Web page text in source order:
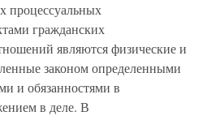
процессуальных
гражданских
являются физические и
законом определенными
и обязанностями в
в деле. В